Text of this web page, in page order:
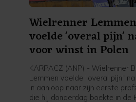
Wielrenner Lemmen
voelde 'overal pijn'
voor winst in Polen
KARPACZ (ANP) - Wielrenner
Lemmen voelde "overal pijn" na
in aanloop naar zijn eerste
die hij donderdag boekte in de